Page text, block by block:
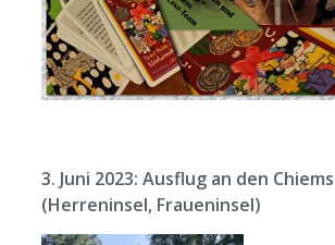
3. Juni 2023: Ausflug an den
(Herreninsel, Fraueninsel)